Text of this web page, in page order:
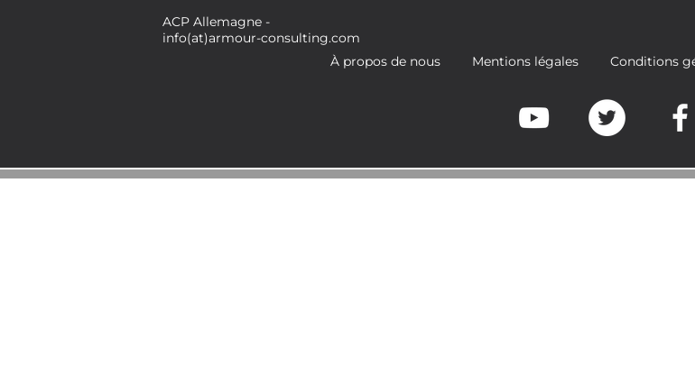
ACP Allemagne -
info(at)armour-consulting.com
À propos de nous
Mentions légales Conditions